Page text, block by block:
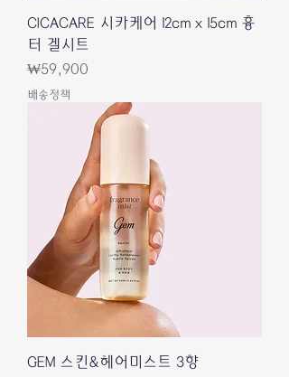
CICACARE 시카케어 12cm x 15cm 흉
터 겔시트
Price
₩59,900
배송정책
GEM 스킨&헤어미스트 3향